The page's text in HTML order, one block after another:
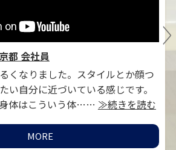
む
MORE
都 会社員
くなりました。スタイルとか顔つ
い自分に近づいている感じです。
体はこういう体…… ≫続きを読む
MORE